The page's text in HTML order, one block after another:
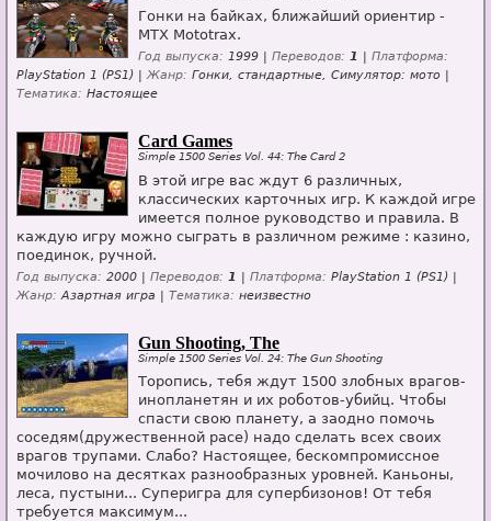
Гонки на байках, ближайший ориентир -
MTX Mototrax.
Год выпуска: 1999 |Переводов: 1 |Платформа:
PlayStation 1 (PS1) |Жанр: Гонки, стандартные, Симулятор: мото |
Тематика: Настоящее
Card Games
Simple 1500 Series Vol. 44: The Card 2
В этой игре вас ждут 6 различных,
классических карточных игр. К каждой игре
имеется полное руководство и правила. В
каждую игру можно сыграть в различном режиме : казино,
поединок, ручной.
Год выпуска: 2000 | Переводов: 1 | Платформа: PlayStation 1 (PS1) |
Жанр: Азартная игра | Тематика: неизвестно
Gun Shooting, The
Simple 1500 Series Vol. 24: The Gun Shooting
Торопись, тебя ждут 1500 злобных врагов-
инопланетян и их роботов-убийц. Чтобы
спасти свою планету, а заодно помочь
соседям(дружественной расе) надо сделать всех своих
врагов трупами. Слабо? Настоящее, бескомпромиссное
мочилово на десятках разнообразных уровней. Каньоны,
леса, пустыни... Суперигра для супербизонов! От тебя
требуется максимум...